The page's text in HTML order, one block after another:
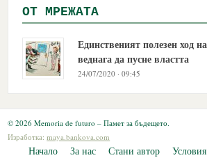
OТ МРЕЖАТА
Единственият полезен ход
веднага да пусне властта
24/07/2020 · 09:45
© 2026 Memoria de futuro – Памет за бъдещето.
Изработка:maya.bankova.com
Начало За нас Стани автор